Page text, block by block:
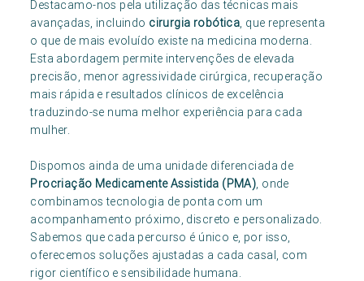
Destacamo-nos pela utilização das técnicas mais
avançadas, incluindo cirurgia robótica, que representa
o que de mais evoluído existe na medicina moderna.
Esta abordagem permite intervenções de elevada
precisão, menor agressividade cirúrgica, recuperação
mais rápida e resultados clínicos de excelência
traduzindo-se numa melhor experiência para cada
mulher.
Dispomos ainda de uma unidade diferenciada de
Procriação Medicamente Assistida (PMA), onde
combinamos tecnologia de ponta com um
acompanhamento próximo, discreto e personalizado.
Sabemos que cada percurso é único e, por isso,
oferecemos soluções ajustadas a cada casal, com
rigor científico e sensibilidade humana.